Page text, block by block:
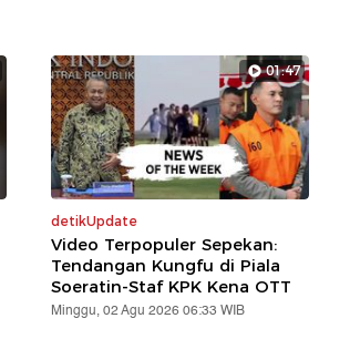
01:47
detikUpdate
Video Terpopuler Sepekan:
Tendangan Kungfu di Piala
Soeratin-Staf KPK Kena OTT
Minggu, 02 Agu 2026 06:33 WIB